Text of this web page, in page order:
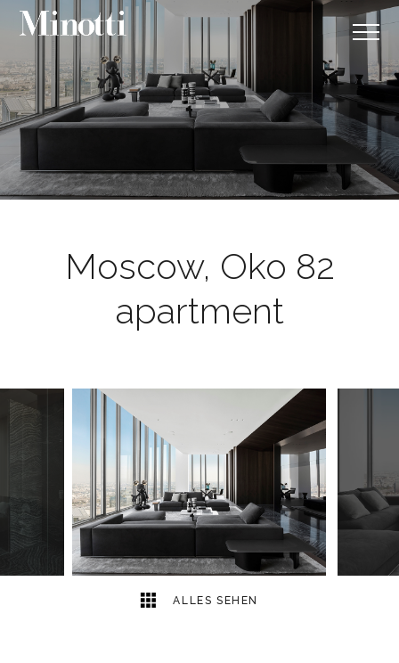
Moscow, Oko 82
apartment
ALLES SEHEN
2